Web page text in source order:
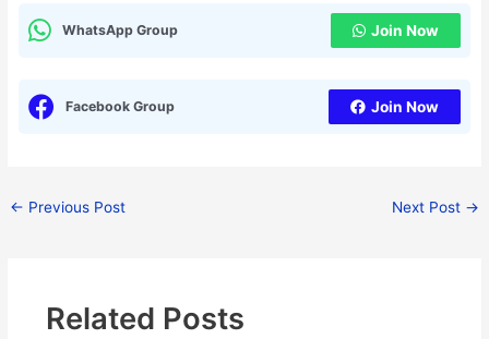
WhatsApp Group Join Now
Facebook Group Join Now
← Previous Post Next Post →
Related Posts